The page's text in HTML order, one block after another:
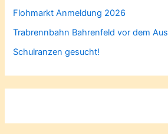
Flohmarkt Anmeldung 2026
Trabrennbahn Bahrenfeld vor dem Aus
Schulranzen gesucht!